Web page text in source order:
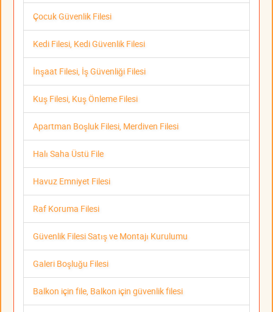
Çocuk Güvenlik Filesi
Kedi Filesi, Kedi Güvenlik Filesi
İnşaat Filesi, İş Güvenliği Filesi
Kuş Filesi, Kuş Önleme Filesi
Apartman Boşluk Filesi, Merdiven Filesi
Halı Saha Üstü File
Havuz Emniyet Filesi
Raf Koruma Filesi
Güvenlik Filesi Satış ve Montajı Kurulumu
Galeri Boşluğu Filesi
Balkon için file, Balkon için güvenlik filesi